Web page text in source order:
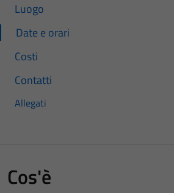
Luogo
Date e orari
Costi
Contatti
Allegati
Cos'è